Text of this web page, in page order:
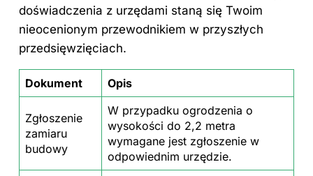
doświadczenia z urzędami staną się Twoim
nieocenionym przewodnikiem w przyszłych
przedsięwzięciach.
Dokument Opis
Zgłoszenie
zamiaru
budowy
W przypadku ogrodzenia o
wysokości do 2,2 metra
wymagane jest zgłoszenie w
odpowiednim urzędzie.